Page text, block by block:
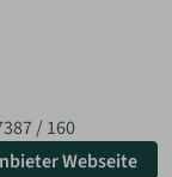
/ 160
Webseite